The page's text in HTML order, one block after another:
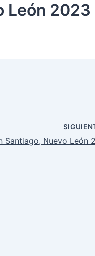
León 2023
Santiago, Nuevo León